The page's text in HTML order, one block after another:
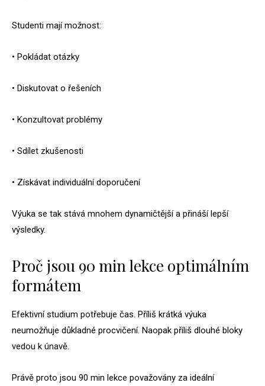
Studenti mají možnost:
• Pokládat otázky
• Diskutovat o řešeních
• Konzultovat problémy
• Sdílet zkušenosti
• Získávat individuální doporučení
Výuka se tak stává mnohem dynamičtější a přináší lepší
výsledky.
Proč jsou 90 min lekce optimálním
formátem
Efektivní studium potřebuje čas. Příliš krátká výuka
neumožňuje důkladné procvičení. Naopak příliš dlouhé bloky
vedou k únavě.
Právě proto jsou 90 min lekce považovány za ideální